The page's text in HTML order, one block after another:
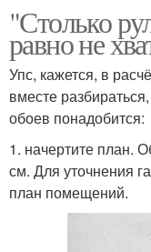
"Столько
равно не
Упс, кажется, в
вместе
обоев понадобится:
1. начертите план.
см. Для уточнения
план помещений.